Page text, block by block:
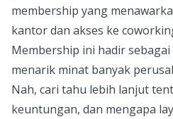
membership yang
kantor dan akses ke
Membership ini hadir sebagai
menarik minat banyak
Nah, cari tahu lebih lanjut
keuntungan, dan mengapa